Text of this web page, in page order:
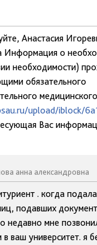
Анастасия
Информация о
необходимости)
обязательного
upload/iblock/
Вас
анна александровна
. когда
подавших
недавно мне
в ваш университет. я